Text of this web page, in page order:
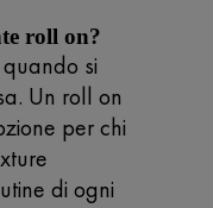
roll on?
si
Un roll on
per chi
di ogni